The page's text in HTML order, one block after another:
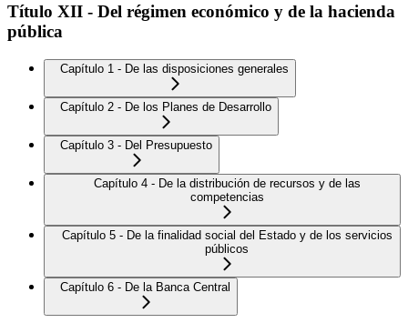
Título XII - Del régimen económico y de la hacienda
pública
Capítulo 1 - De las disposiciones generales
Capítulo 2 - De los Planes de Desarrollo
Capítulo 3 - Del Presupuesto
Capítulo 4 - De la distribución de recursos y de las
competencias
Capítulo 5 - De la finalidad social del Estado y de los servicios
públicos
Capítulo 6 - De la Banca Central